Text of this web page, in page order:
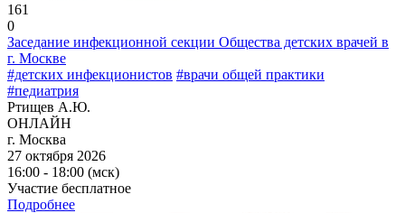
161
0
Заседание инфекционной секции Общества детских врачей в
г. Москве
#детских инфекционистов #врачи общей практики
#педиатрия
Ртищев А.Ю.
ОНЛАЙН
г. Москва
27 октября 2026
16:00 - 18:00 (мск)
Участие бесплатное
Подробнее